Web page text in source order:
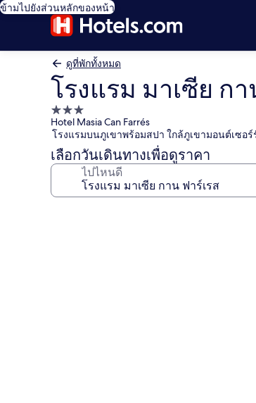
ข้ามไปยังส่วนหลักของหน้า
ดูที่พักทั้งหมด
โรงแรม มาเซีย ก
ที่พัก
3.0
ดาว
Hotel Masia Can Farrés
โรงแรมบนภูเขาพร้อมสปา ใกล้ภูเขามอนต์เซอร์
เลือกวันเดินทางเพื่อดูราคา
ไปไหนดี